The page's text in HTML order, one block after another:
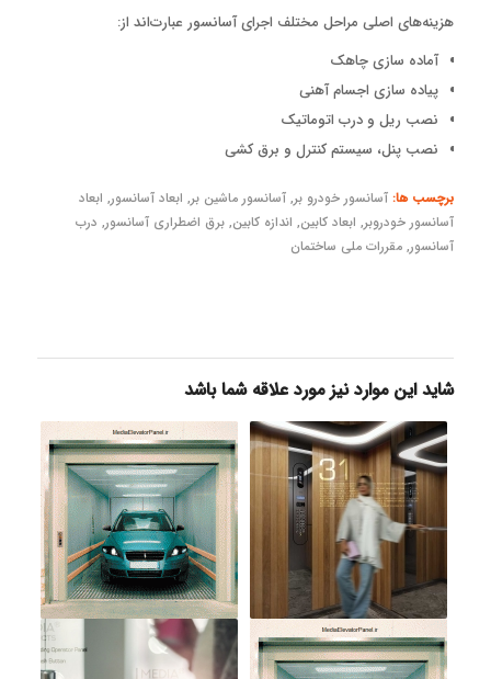
هزینه‌های اصلی مراحل مختلف اجرای آسانسور عبارت‌اند از:
آماده سازی چاهک
پیاده سازی اجسام آهنی
نصب ریل و درب اتوماتیک
نصب پنل، سیستم کنترل و برق کشی
برچسب ها: آسانسور خودرو بر, آسانسور ماشین بر, ابعاد آسانسور, ابعاد
آسانسور خودروبر, ابعاد کابین, اندازه کابین, برق اضطراری آسانسور, درب
آسانسور, مقررات ملی ساختمان
شاید این موارد نیز مورد علاقه شما باشد